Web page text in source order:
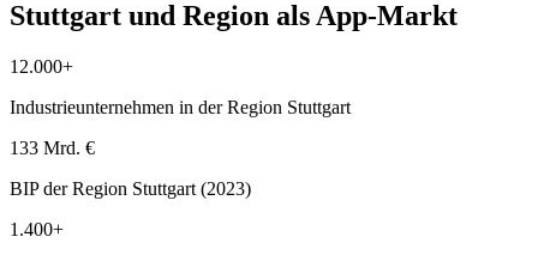
Stuttgart und Region als App-Markt
12.000+
Industrieunternehmen in der Region Stuttgart
133 Mrd. €
BIP der Region Stuttgart (2023)
1.400+